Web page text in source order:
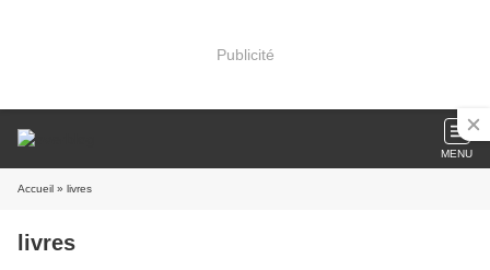
Publicité
MENU
Accueil » livres
livres